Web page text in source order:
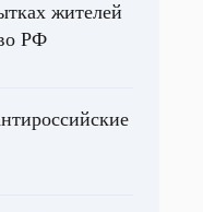
жителей
РФ